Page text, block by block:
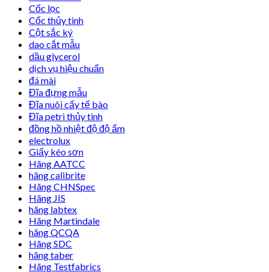
Cốc lọc
Cốc thủy tinh
Cột sắc ký
dao cắt mẫu
dầu glycerol
dịch vụ hiệu chuẩn
đá mài
Đĩa đựng mẫu
Đĩa nuôi cấy tế bào
Đĩa petri thủy tinh
đồng hồ nhiệt độ độ ẩm
electrolux
Giấy kéo sơn
Hãng AATCC
hãng calibrite
Hãng CHNSpec
Hãng JIS
hãng labtex
Hãng Martindale
hãng QCQA
Hãng SDC
hãng taber
Hãng Testfabrics